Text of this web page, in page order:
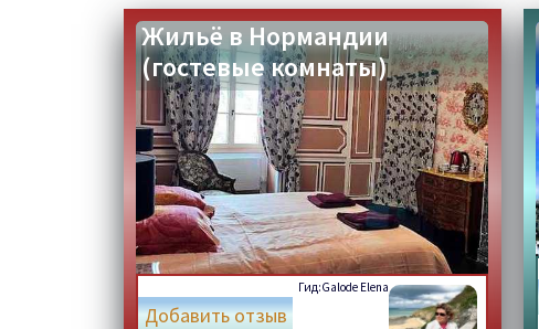
Жильё в Нормандии
(гостевые комнаты)
Гид:Galode Elena
Добавить отзыв